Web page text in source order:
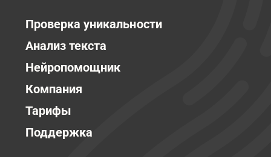
Проверка уникальности
Анализ текста
Нейропомощник
Компания
Тарифы
Поддержка